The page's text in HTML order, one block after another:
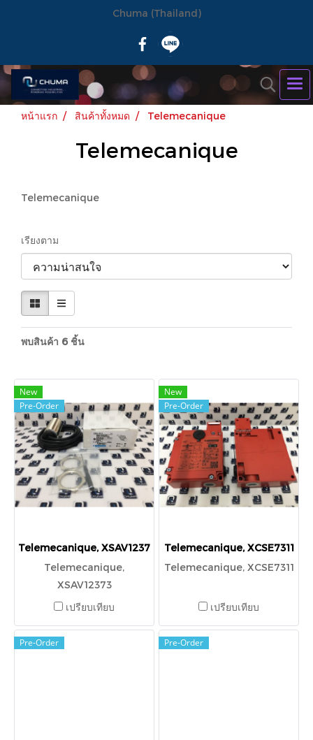
Chuma (Thailand)
หน้าแรก สินค้าทั้งหมด Telemecanique
Telemecanique
Telemecanique
เรียงตาม
พบสินค้า 6 ชิ้น
New
Pre-Order
Telemecanique, XSAV12373
Telemecanique,
XSAV12373
เปรียบเทียบ
New
Pre-Order
Telemecanique, XCSE7311
Telemecanique, XCSE7311
เปรียบเทียบ
Pre-Order Pre-Order